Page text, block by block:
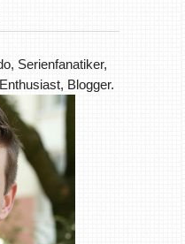
Serienfanatiker,
Blogger.